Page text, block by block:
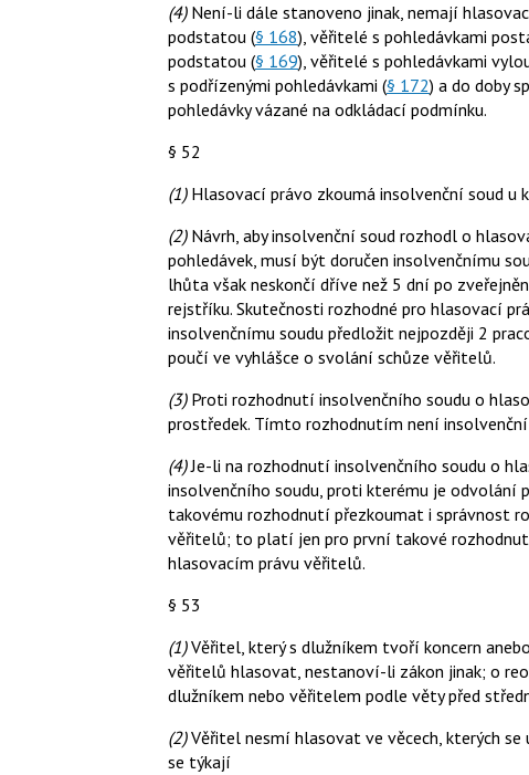
(4)Není-li dále stanoveno jinak, nemají
podstatou (§ 168), věřitelé s pohledávkami
podstatou (§ 169), věřitelé s pohledávkami
s podřízenými pohledávkami (§ 172) a do doby
pohledávky vázané na odkládací podmínku.
§ 52
(1)Hlasovací právo zkoumá insolvenční soud u
(2)Návrh, aby insolvenční soud rozhodl o
pohledávek, musí být doručen insolvenčnímu
lhůta však neskončí dříve než 5 dní po
rejstříku. Skutečnosti rozhodné pro hlasovací
insolvenčnímu soudu předložit nejpozději 2
poučí ve vyhlášce o svolání schůze věřitelů.
(3)Proti rozhodnutí insolvenčního soudu o
prostředek. Tímto rozhodnutím není
(4)Je-li na rozhodnutí insolvenčního soudu o
insolvenčního soudu, proti kterému je odvolání
takovému rozhodnutí přezkoumat i správnost
věřitelů; to platí jen pro první takové
hlasovacím právu věřitelů.
§ 53
(1)Věřitel, který s dlužníkem tvoří koncern
věřitelů hlasovat, nestanoví-li zákon jinak; o
dlužníkem nebo věřitelem podle věty před
(2)Věřitel nesmí hlasovat ve věcech, kterých
se týkají